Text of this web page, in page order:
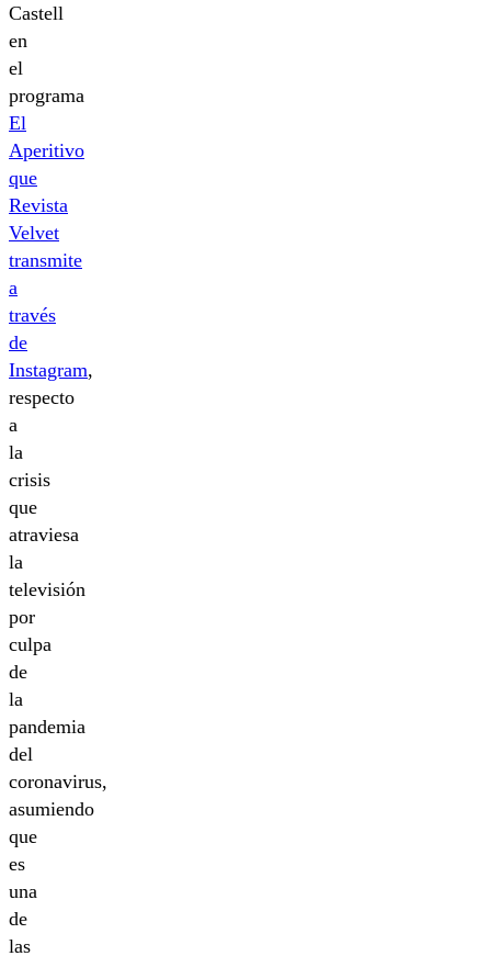
Castell
en
el
programa
El
Aperitivo
que
Revista
Velvet
transmite
a
través
de
Instagram,
respecto
a
la
crisis
que
atraviesa
la
televisión
por
culpa
de
la
pandemia
del
coronavirus,
asumiendo
que
es
una
de
las